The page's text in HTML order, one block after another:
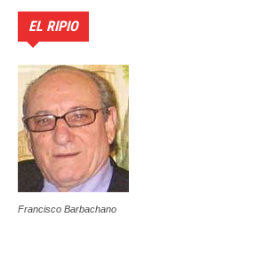
EL RIPIO
Francisco Barbachano